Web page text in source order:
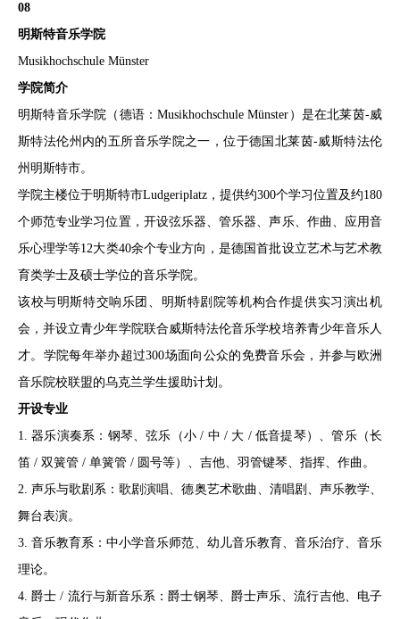
08
明斯特音乐学院
Musikhochschule Münster
学院简介
明斯特音乐学院（德语：Musikhochschule Münster）是在北莱茵-威
斯特法伦州内的五所音乐学院之一，位于德国北莱茵-威斯特法伦
州明斯特市。
学院主楼位于明斯特市Ludgeriplatz，提供约300个学习位置及约180
个师范专业学习位置，开设弦乐器、管乐器、声乐、作曲、应用音
乐心理学等12大类40余个专业方向，是德国首批设立艺术与艺术教
育类学士及硕士学位的音乐学院。
该校与明斯特交响乐团、明斯特剧院等机构合作提供实习演出机
会，并设立青少年学院联合威斯特法伦音乐学校培养青少年音乐人
才。学院每年举办超过300场面向公众的免费音乐会，并参与欧洲
音乐院校联盟的乌克兰学生援助计划。
开设专业
1. 器乐演奏系：钢琴、弦乐（小 / 中 / 大 / 低音提琴）、管乐（长
笛 / 双簧管 / 单簧管 / 圆号等）、吉他、羽管键琴、指挥、作曲。
2. 声乐与歌剧系：歌剧演唱、德奥艺术歌曲、清唱剧、声乐教学、
舞台表演。
3. 音乐教育系：中小学音乐师范、幼儿音乐教育、音乐治疗、音乐
理论。
4. 爵士 / 流行与新音乐系：爵士钢琴、爵士声乐、流行吉他、电子